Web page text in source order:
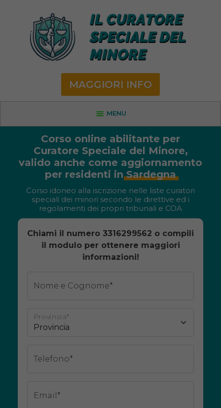
MAGGIORI INFO
MENU
Corso online abilitante per
Curatore Speciale del Minore,
valido anche come aggiornamento
per residenti inSardegna
Corso idoneo alla iscrizione nelle liste curatori
speciali dei minori secondo le direttive ed i
regolamenti dei propri tribunali e COA
Chiami il numero 3316299562 o compili
il modulo per ottenere maggiori
informazioni!
Nome e Cognome*
Provincia*
Telefono*
Email*